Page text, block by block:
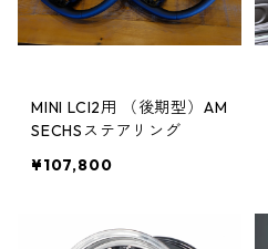
MINI LCI2用 （後期型）AM
SECHSステアリング
¥107,800